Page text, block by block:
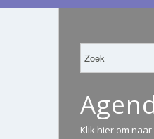
Klik hier om